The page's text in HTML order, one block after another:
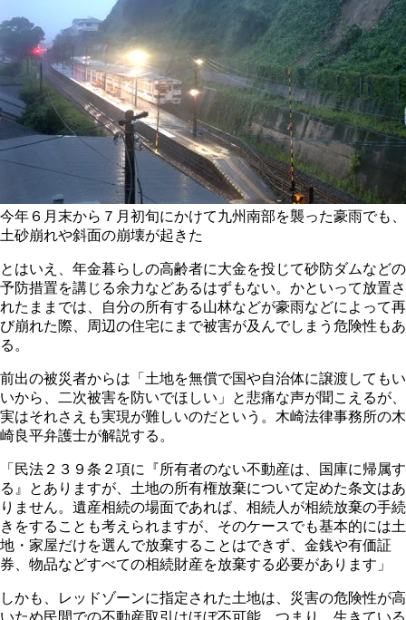
今年６月末から７月初旬にかけて九州南部を襲った豪雨でも、
土砂崩れや斜面の崩壊が起きた
とはいえ、年金暮らしの高齢者に大金を投じて砂防ダムなどの
予防措置を講じる余力などあるはずもない。かといって放置さ
れたままでは、自分の所有する山林などが豪雨などによって再
び崩れた際、周辺の住宅にまで被害が及んでしまう危険性もあ
る。
前出の被災者からは「土地を無償で国や自治体に譲渡してもい
いから、二次被害を防いでほしい」と悲痛な声が聞こえるが、
実はそれさえも実現が難しいのだという。木崎法律事務所の木
崎良平弁護士が解説する。
「民法２３９条２項に『所有者のない不動産は、国庫に帰属す
る』とありますが、土地の所有権放棄について定めた条文はあ
りません。遺産相続の場面であれば、相続人が相続放棄の手続
きをすることも考えられますが、そのケースでも基本的には土
地・家屋だけを選んで放棄することはできず、金銭や有価証
券、物品などすべての相続財産を放棄する必要があります」
しかも、レッドゾーンに指定された土地は、災害の危険性が高
いため民間での不動産取引はほぼ不可能。つまり、生きている